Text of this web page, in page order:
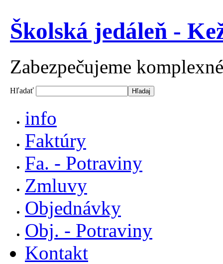
Školská jedáleň -
Zabezpečujeme
Hľadať
info
Faktúry
Fa. - Potraviny
Zmluvy
Objednávky
Obj. - Potraviny
Kontakt